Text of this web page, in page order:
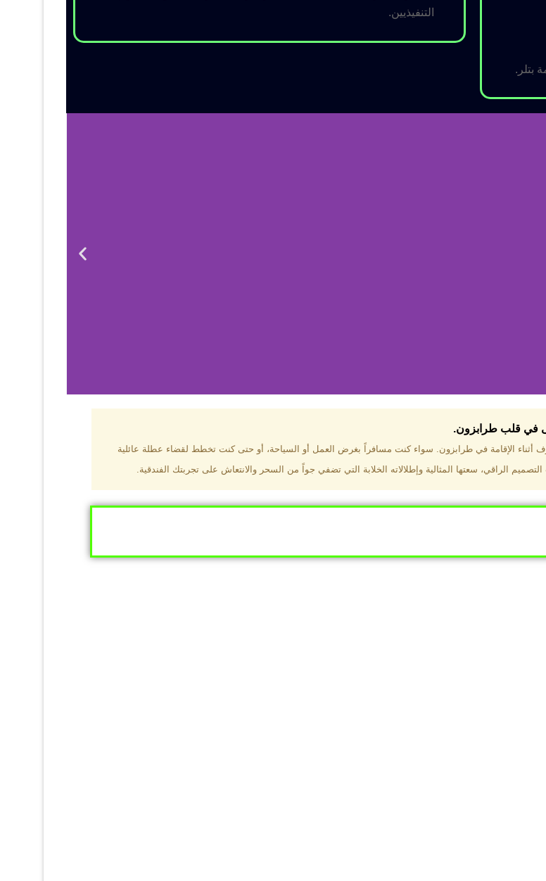
بتلر.
التنفيذيين.
دبل تري هيلتون طرابزون؟
مسبحًا داخليًا، سبا، صالة ألعاب رياضية، ومطاعم عالمية.
في قلب طرابزون.​
أثناء الإقامة في طرابزون. سواء كنت مسافراً بغرض العمل أو السياحة، أو حتى كنت تخطط لقضاء عطلة عائلية
الراقي، سعتها المثالية وإطلالاته الخلابة التي تضفي جواً من السحر والانتعاش على تجربتك الفندقية.